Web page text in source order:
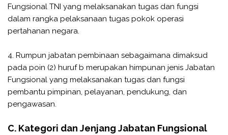
Fungsional TNI yang melaksanakan tugas dan fungsi
dalam rangka pelaksanaan tugas pokok operasi
pertahanan negara.
4. Rumpun jabatan pembinaan sebagaimana dimaksud
pada poin (2) huruf b merupakan himpunan jenis Jabatan
Fungsional yang melaksanakan tugas dan fungsi
pembantu pimpinan, pelayanan, pendukung, dan
pengawasan.
C. Kategori dan Jenjang Jabatan Fungsional